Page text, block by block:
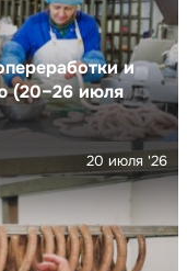
и
(20–26 июля
20 июля '26